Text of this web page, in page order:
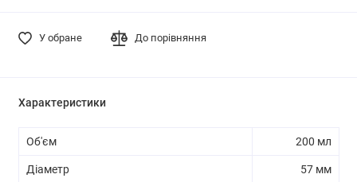
У обране До порівняння
Характеристики
Об'єм 200 мл
Діаметр 57 мм